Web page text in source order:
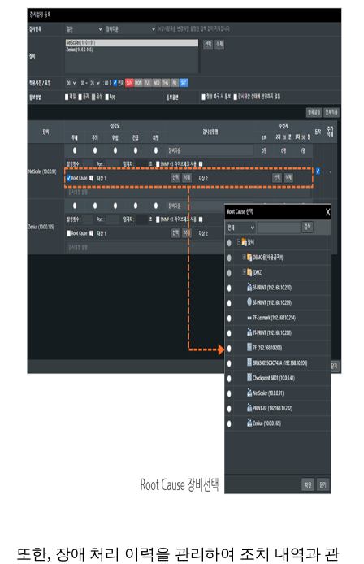
또한, 장애 처리 이력을 관리하여 조치 내역과 관